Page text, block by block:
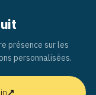
présence sur les
personnalisées.
↗